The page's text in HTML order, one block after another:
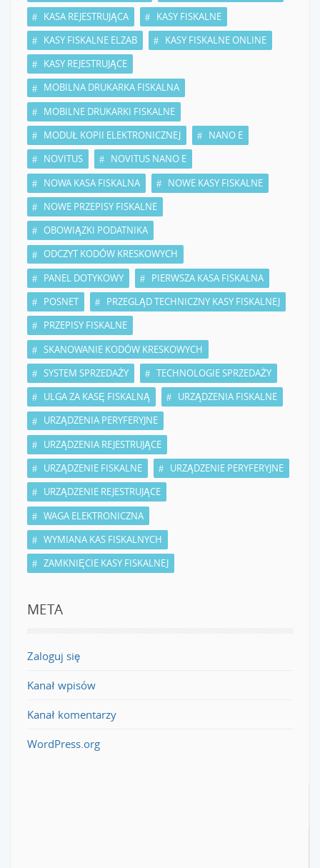
KASA REJESTRUJĄCA
KASY FISKALNE
KASY FISKALNE ELZAB
KASY FISKALNE ONLINE
KASY REJESTRUJĄCE
MOBILNA DRUKARKA FISKALNA
MOBILNE DRUKARKI FISKALNE
MODUŁ KOPII ELEKTRONICZNEJ
NANO E
NOVITUS
NOVITUS NANO E
NOWA KASA FISKALNA
NOWE KASY FISKALNE
NOWE PRZEPISY FISKALNE
OBOWIĄZKI PODATNIKA
ODCZYT KODÓW KRESKOWYCH
PANEL DOTYKOWY
PIERWSZA KASA FISKALNA
POSNET
PRZEGLĄD TECHNICZNY KASY FISKALNEJ
PRZEPISY FISKALNE
SKANOWANIE KODÓW KRESKOWYCH
SYSTEM SPRZEDAŻY
TECHNOLOGIE SPRZEDAŻY
ULGA ZA KASĘ FISKALNĄ
URZĄDZENIA FISKALNE
URZĄDZENIA PERYFERYJNE
URZĄDZENIA REJESTRUJĄCE
URZĄDZENIE FISKALNE
URZĄDZENIE PERYFERYJNE
URZĄDZENIE REJESTRUJĄCE
WAGA ELEKTRONICZNA
WYMIANA KAS FISKALNYCH
ZAMKNIĘCIE KASY FISKALNEJ
META
Zaloguj się
Kanał wpisów
Kanał komentarzy
WordPress.org